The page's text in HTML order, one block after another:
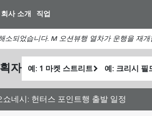
컨
텐
츠
로
건
너
뛰
회사 소개 직업
되었습니다. M 오션뷰행 열차가 운행을 재개
자
위
치
위
치
쇼네시: 헌터스 포인트행 출발 일정